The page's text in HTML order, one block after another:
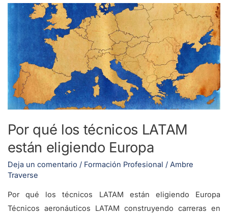
Por qué los técnicos LATAM
están eligiendo Europa
Deja un comentario / Formación Profesional / Ambre
Traverse
Por qué los técnicos LATAM están eligiendo Europa
Técnicos aeronáuticos LATAM construyendo carreras en
Por
qué
técnicos
LATAM
están
eligiendo
Europa